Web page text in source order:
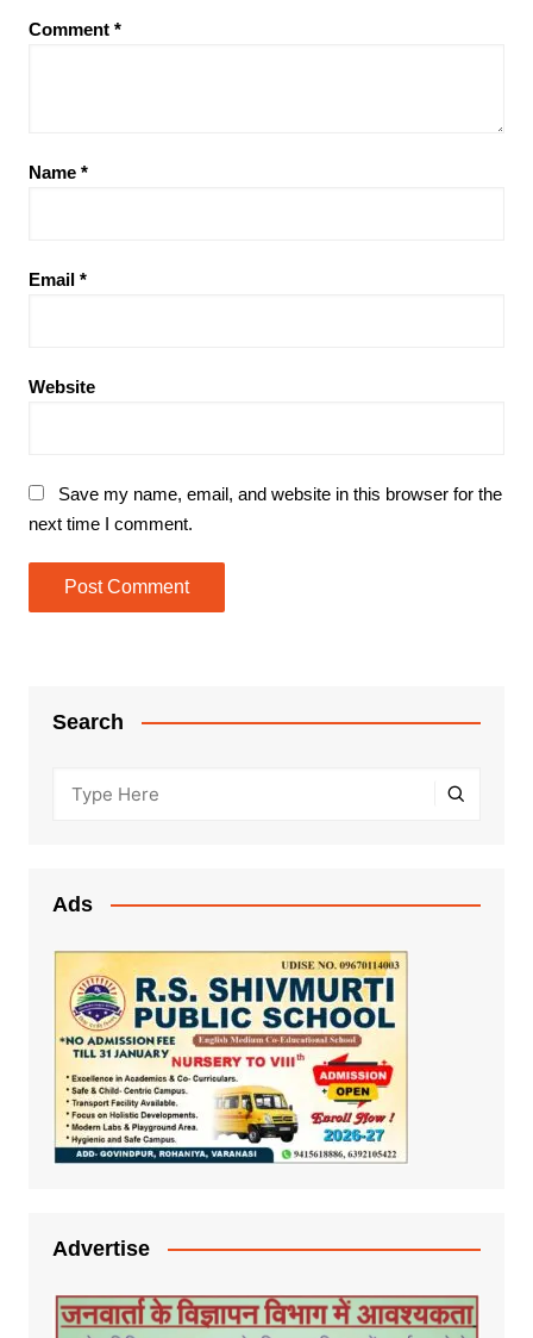
Comment *
Name *
Email *
Website
Save my name, email, and website in this browser for the
next time I comment.
Search
Ads
Advertise